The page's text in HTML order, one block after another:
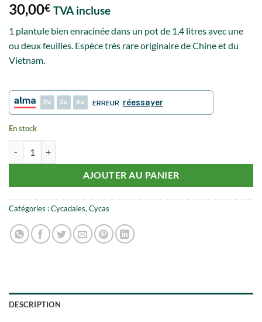
30,00€ TVA incluse
1 plantule bien enracinée dans un pot de 1,4 litres avec une
ou deux feuilles. Espèce très rare originaire de Chine et du
Vietnam.
2 3 4 ERREUR réessayer
En stock
AJOUTER AU PANIER
Catégories :Cycadales, Cycas
DESCRIPTION